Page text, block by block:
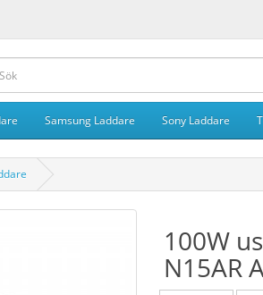
Samsung Laddare Sony Laddare
100W
N15AR